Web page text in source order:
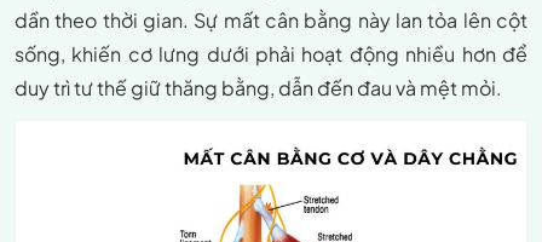
dần theo thời gian. Sự mất cân bằng này lan tỏa lên cột
sống, khiến cơ lưng dưới phải hoạt động nhiều hơn để
duy trì tư thế giữ thăng bằng, dẫn đến đau và mệt mỏi.